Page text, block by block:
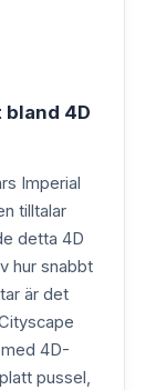
4D
Imperial
tilltalar
detta 4D
hur snabbt
är det
4D-
pussel,